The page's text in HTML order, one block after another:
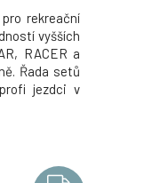
rekreační
vyšších
RACER a
Řada setů
jezdci v